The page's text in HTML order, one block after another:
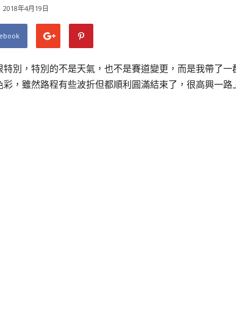
2018年4月19日
特別，特別的不是天氣，也不是賽道變更，而是我帶了
，雖然路程有些波折但都順利圓滿結束了，很高興一路